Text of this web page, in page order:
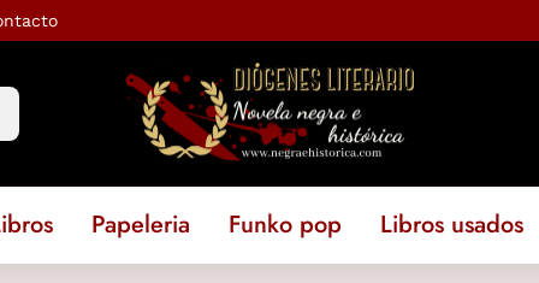
Papeleria Funko pop Libros usados